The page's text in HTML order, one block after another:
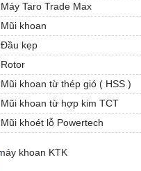
Máy Taro Trade Max
Mũi khoan
Đầu kẹp
Rotor
Mũi khoan từ thép gió ( HSS )
Mũi khoan từ hợp kim TCT
Mũi khoét lỗ Powertech